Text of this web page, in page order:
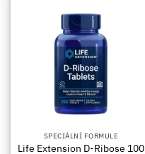
SPECIÁLNÍ FORMULE
Life Extension D-Ribose 100